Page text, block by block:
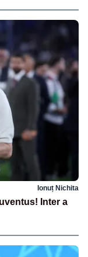
Ionuț Nichita
Inter a